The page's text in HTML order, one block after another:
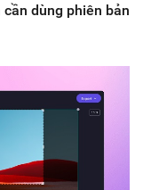
dùng phiên bản